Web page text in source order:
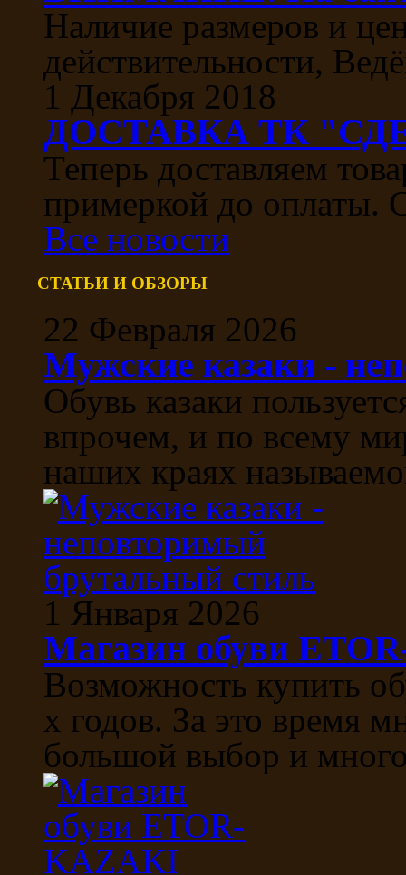
Наличие размеров и
действительности,
1 Декабря 2018
ДОСТАВКА ТК
Теперь доставляем
примеркой до оплаты.
Все новости
СТАТЬИ И ОБЗОРЫ
22 Февраля 2026
Мужские казаки -
Обувь казаки
впрочем, и по всему
наших краях
1 Января 2026
Магазин обуви
Возможность купить
х годов. За это время
большой выбор и